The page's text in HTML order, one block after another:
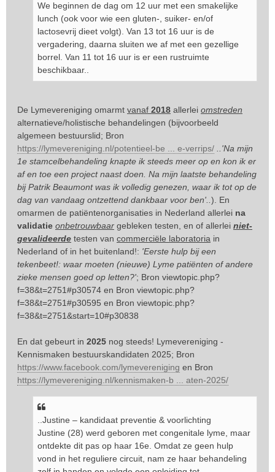
We beginnen de dag om 12 uur met een smakelijke
lunch (ook voor wie een gluten-, suiker- en/of
lactosevrij dieet volgt). Van 13 tot 16 uur is de
vergadering, daarna sluiten we af met een gezellige
borrel. Van 11 tot 16 uur is er een rustruimte
beschikbaar..
De Lymevereniging omarmt vanaf 2018 allerlei omstreden
alternatieve/holistische behandelingen (bijvoorbeeld
algemeen bestuurslid; Bron
https://lymevereniging.nl/potentieel-be ... e-verrips/
..'Na mijn
1e stamcelbehandeling knapte ik steeds meer op en kon ik er
af en toe een project naast doen. Na mijn laatste behandeling
bij Patrik Beaumont was ik volledig genezen, waar ik tot op de
dag van vandaag ontzettend dankbaar voor ben'.. ). En
omarmen de patiëntenorganisaties in Nederland allerlei na
validatie onbetrouwbaar gebleken testen, en of allerlei niet-
gevalideerde testen van commerciële laboratoria in
Nederland of in het buitenland!: 'Eerste hulp bij een
tekenbeet!: waar moeten (nieuwe) Lyme patiënten of andere
zieke mensen goed op letten?'; Bron viewtopic.php?
f=38&t=2751#p30574 en Bron viewtopic.php?
f=38&t=2751#p30595 en Bron viewtopic.php?
f=38&t=2751&start=10#p30838
En dat gebeurt in 2025 nog steeds! Lymevereniging -
Kennismaken bestuurskandidaten 2025; Bron
https://www.facebook.com/lymevereniging en Bron
https://lymevereniging.nl/kennismaken-b ... aten-2025/
..Justine – kandidaat preventie & voorlichting
Justine (28) werd geboren met congenitale lyme, maar
ontdekte dit pas op haar 16e. Omdat ze geen hulp
vond in het reguliere circuit, nam ze haar behandeling